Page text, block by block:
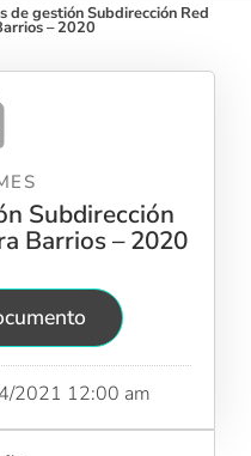
de gestión Subdirección Red
– 2020
Subdirección
Barrios – 2020
2021 12:00 am